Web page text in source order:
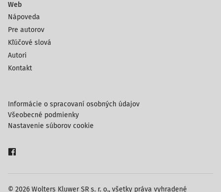
Web
Nápoveda
Pre autorov
Kľúčové slová
Autori
Kontakt
© 2026 Wolters Kluwer SR s. r. o., všetky práva vyhradené
Informácie o spracovaní osobných údajov
Všeobecné podmienky
Nastavenie súborov cookie